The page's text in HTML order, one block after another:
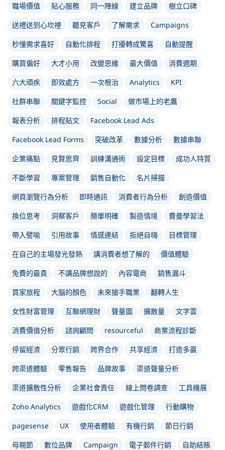
職場價值 貼心服務 同一陣線 建立品牌
樹立口碑
送禮送到心坎裡
聽見客戶 了解需求
Campaigns
秒懂需求喜好
自動化排程 打擾轉成驚喜
自動提醒
購買偏好
大才小用 改變思維 最大價值
消費週期
六大頑疾
即效處方 一次根治 Analytics
KPI
社群串聯
關鍵字監控 Social
做市場上的老鷹
報表分析
排程貼文
Facebook Lead Ads
Facebook Lead Forms
突破改革 數據分析
數據串聯
企業痛點
見賢思齊 訓練溝通術 設定目標
成功人特質
不斷學習
專案管理 銷售自動化
名片掃描
網頁瀏覽行為分析
即時通訊 消費者行為分析
創造價值
換位思考
洞察客戶 簡單明確 製造情境
費曼學習法
帶入譬喻
引用故事 情感連結 拒絕自嗨
目標管理
在自己的主場發光發熱
講消費者想了解的
價值體驗
免費的最貴
不講品牌想說的 內容電商
銷售漏斗
買家旅程
大腦的顏色 未來搶手職業
翻轉人生
女性財富管理
互聯網理財 聲量圖 擴散量
文字雲
消費價值分析
諮詢顧問 resourceful
商業流程診斷
停留經濟
分眾行銷 跨界合作 共享經濟
打造多贏
跨渠道體驗
零售報告 品牌故事
渠道聲量分析
渠道擴散性分析
企業社會責任 線上問卷調查
工具機展
Zoho Analytics
遊戲化CRM 遊戲化管理
行動購物
pagesense
UX 使用者體驗 有機行銷
節日行銷
母親節
數位品牌 Campaign 電子郵件行銷
自助結賬